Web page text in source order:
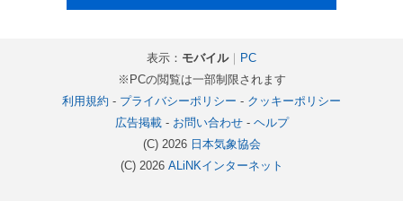
表示： モバイル｜ PC
※PCの閲覧は一部制限されます
利用規約 - プライバシーポリシー - クッキーポリシー
広告掲載- お問い合わせ- ヘルプ
(C) 2026 日本気象協会
(C) 2026 ALiNKインターネット